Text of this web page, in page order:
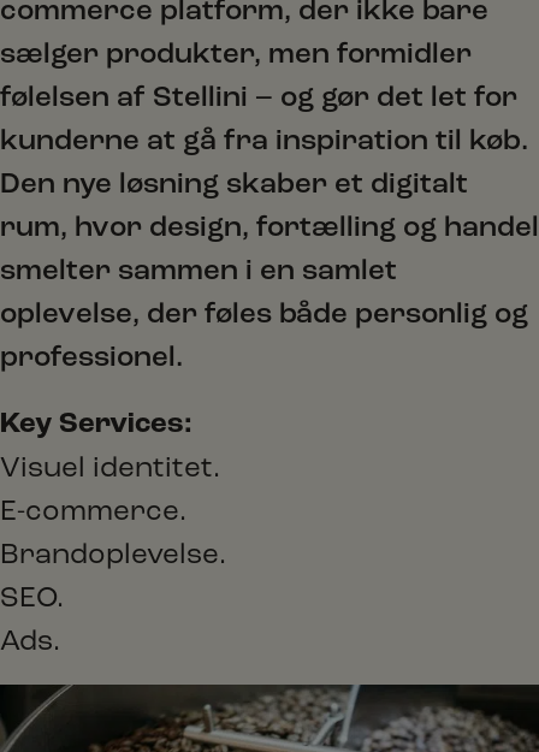
commerce platform, der ikke bare
sælger produkter, men formidler
følelsen af Stellini – og gør det let for
kunderne at gå fra inspiration til køb.
Den nye løsning skaber et digitalt
rum, hvor design, fortælling og handel
smelter sammen i en samlet
oplevelse, der føles både personlig og
professionel.
Key Services:
Visuel identitet.
E-commerce.
Brandoplevelse.
SEO.
Ads.